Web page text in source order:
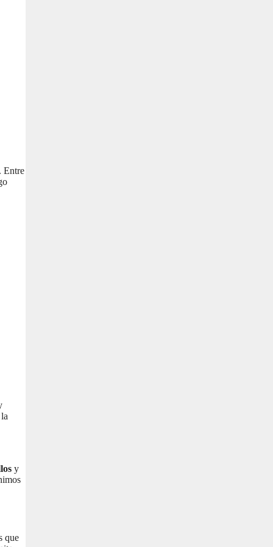
Entre
y
que